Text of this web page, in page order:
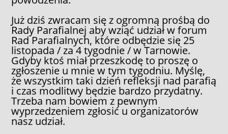
Już dziś zwracam się z ogromną prośbą do
Rady Parafialnej aby wziąć udział w forum
Rad Parafialnych, które odbędzie się 25
listopada / za 4 tygodnie / w Tarnowie.
Gdyby ktoś miał przeszkodę to proszę o
zgłoszenie u mnie w tym tygodniu. Myślę,
że wszystkim taki dzień refleksji nad parafią
i czas modlitwy będzie bardzo przydatny.
Trzeba nam bowiem z pewnym
wyprzedzeniem zgłosić u organizatorów
nasz udział.